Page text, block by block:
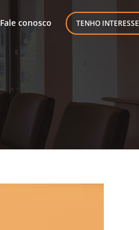
Fale conosco TENHO INTERESSE